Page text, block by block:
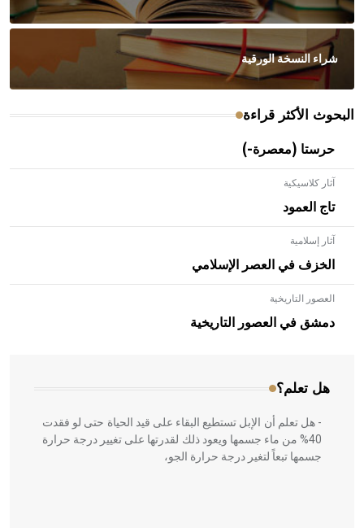
شراء النسخة الورقية
البحوث الأكثر قراءة
حرستا (معصرة-)
آثار كلاسيكية
تاج العمود
آثار إسلامية
الخزف في العصر الإسلامي
العصور التاريخية
دمشق في العصور التاريخية
هل تعلم؟
- هل تعلم أن الأبلق نوع من الفنون الهندسية التي ارتبطت
بالعمارة الإسلامية في بلاد الشام ومصر خاصة، حيث يحرص
المعمار على بناء مداميكه وخاصة في الواجهات
- هل تعلم أن الإبل تستطيع البقاء على قيد الحياة حتى لو فقدت
40% من ماء جسمها ويعود ذلك لقدرتها على تغيير درجة حرارة
جسمها تبعاً لتغير درجة حرارة الجو،